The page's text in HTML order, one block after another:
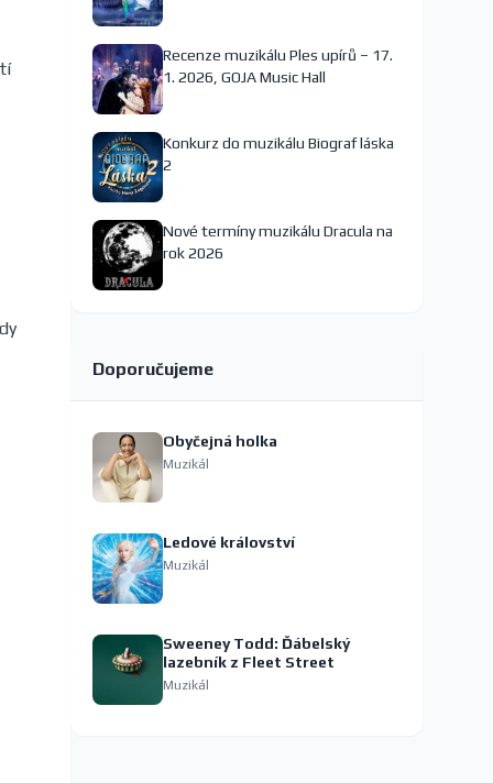
Recenze muzikálu Ples upírů – 17.
1. 2026, GOJA Music Hall
Konkurz do muzikálu Biograf láska
2
Nové termíny muzikálu Dracula na
rok 2026
Doporučujeme
Obyčejná holka
Muzikál
Ledové království
Muzikál
Sweeney Todd: Ďábelský
lazebník z Fleet Street
Muzikál